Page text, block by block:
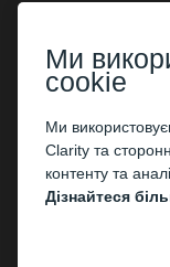
Ми
cookie
Ми
Clarity та
контенту та
Дізнайтеся